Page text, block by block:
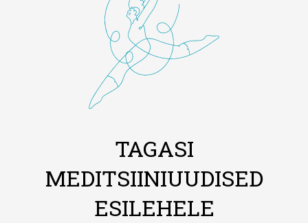
TAGASI
MEDITSIINIUUDISED
ESILEHELE